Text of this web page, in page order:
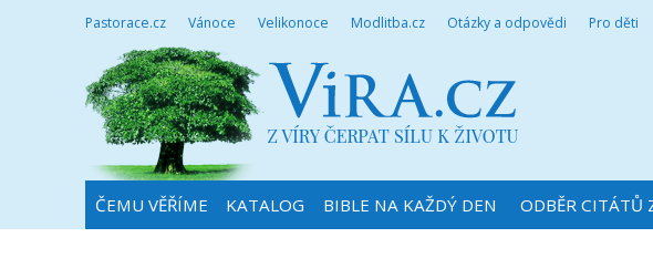
Pastorace.cz Vánoce Velikonoce Modlitba.cz Otázky a odpovědi Pro děti
ČEMU VĚŘÍME KATALOG BIBLE NA KAŽDÝ DEN ODBĚR CITÁTŮ